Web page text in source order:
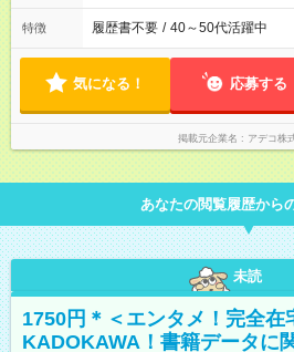
特徴 履歴書不要 / 40～50代活躍中
気になる！ 応募する
掲載元企業名 アデコ株
あなたの閲覧履歴から
未読
1750円＊＜エンタメ！完全在
KADOKAWA！書籍データに